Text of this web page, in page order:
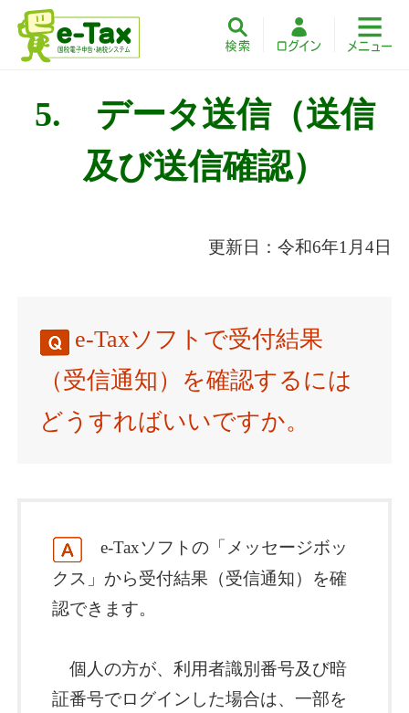
5. データ送信（送信
及び送信確認）
更新日：令和6年1月4日
e-Taxソフトで受付結果
（受信通知）を確認するには
どうすればいいですか。
e-Taxソフトの「メッセージボッ
クス」から受付結果（受信通知）を確
認できます。
個人の方が、利用者識別番号及び暗
証番号でログインした場合は、一部を